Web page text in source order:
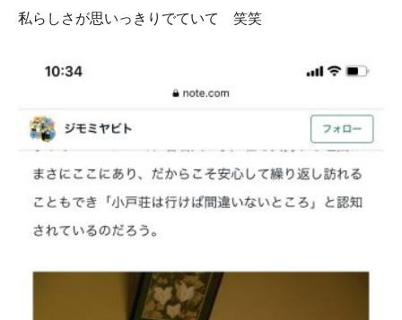
私らしさが思いっきりでていて 笑笑